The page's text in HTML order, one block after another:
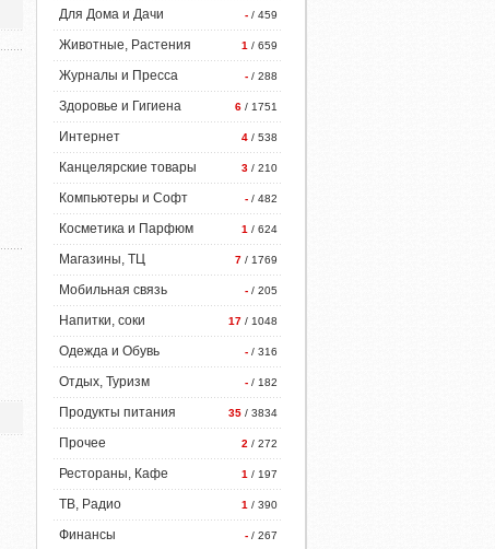
- / 459
Для Дома и Дачи
1 / 659
Животные, Растения
- / 288
Журналы и Пресса
6 / 1751
Здоровье и Гигиена
4 / 538
Интернет
3 / 210
Канцелярские товары
- / 482
Компьютеры и Софт
1 / 624
Косметика и Парфюм
7 / 1769
Магазины, ТЦ
- / 205
Мобильная связь
17 / 1048
Напитки, соки
- / 316
Одежда и Обувь
- / 182
Отдых, Туризм
35 / 3834
Продукты питания
2 / 272
Прочее
1 / 197
Рестораны, Кафе
1 / 390
ТВ, Радио
- / 267
Финансы